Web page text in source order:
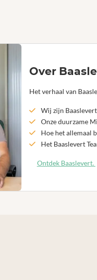
Over
Het verhaal van
Wij zijn
Onze duurzame
Hoe het allemaal
Het Baaslevert
Ontdek Baaslevert.